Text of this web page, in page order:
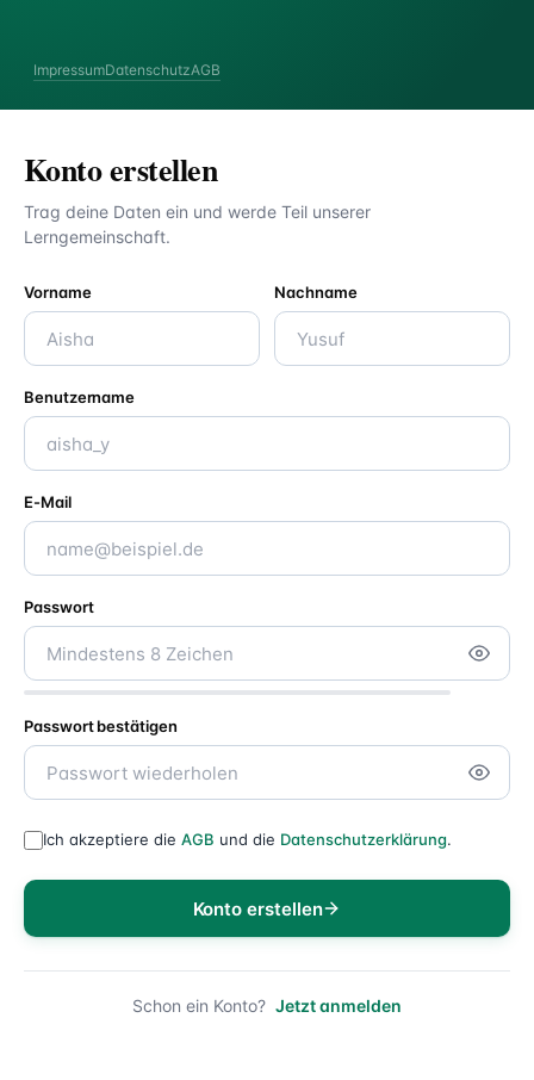
ImpressumDatenschutzAGB
Konto erstellen
Trag deine Daten ein und werde Teil unserer
Lerngemeinschaft.
Vorname Nachname
Benutzername
E-Mail
Passwort
Passwort bestätigen
Ich akzeptiere die AGB und die Datenschutzerklärung.
Konto erstellen
Schon ein Konto? Jetzt anmelden